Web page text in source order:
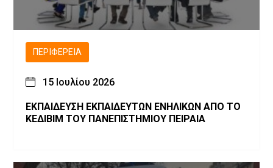
ΠΕΡΙΦΈΡΕΙΑ
15 Ιουλίου 2026
ΕΚΠΑΙΔΕΥΣΗ ΕΚΠΑΙΔΕΥΤΩΝ ΕΝΗΛΙΚΩΝ ΑΠΟ ΤΟ
ΚΕΔΙΒΙΜ ΤΟΥ ΠΑΝΕΠΙΣΤΗΜΙΟΥ ΠΕΙΡΑΙΑ